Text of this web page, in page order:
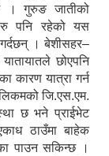
। गुरुङ जातीको
पनि रहेको यस
। बेशीसहर–
छोएपनि
कारण यात्रा गर्न
जि.एस.एम.
छ भने प्राईभेट
ठाउँमा बाहेक
पाउन सकिन्छ ।